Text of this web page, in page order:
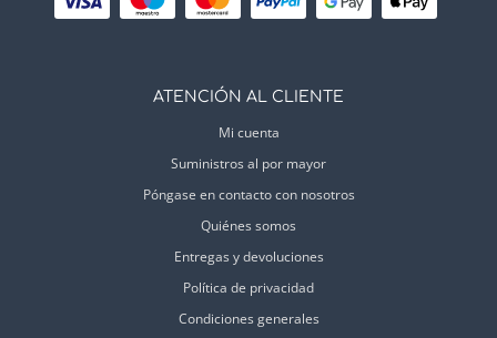
ATENCIÓN AL CLIENTE
Mi cuenta
Suministros al por mayor
Póngase en contacto con nosotros
Quiénes somos
Entregas y devoluciones
Política de privacidad
Condiciones generales